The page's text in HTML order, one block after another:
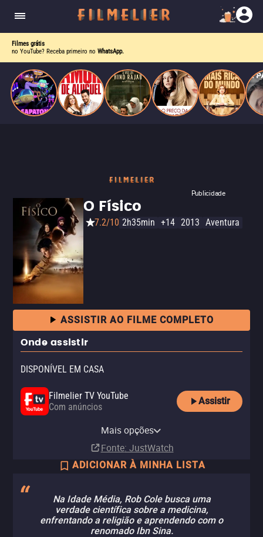
Filmes grátis
no YouTube? Receba primeiro no WhatsApp.
Publicidade
O Físico
7.2/10 2h35min +14 2013 Aventura
ASSISTIR AO FILME COMPLETO
Onde assistir
DISPONÍVEL EM CASA
Filmelier TV YouTube
Com anúncios
Assistir
R$ 14,90
R$ 19,90
Mais opções
Fonte: JustWatch
ADICIONAR À MINHA LISTA
Na Idade Média, Rob Cole busca uma
verdade científica sobre a medicina,
enfrentando a religião e aprendendo com o
renomado Ibn Sina.
ela descobre que o verdadeiro poder vem de